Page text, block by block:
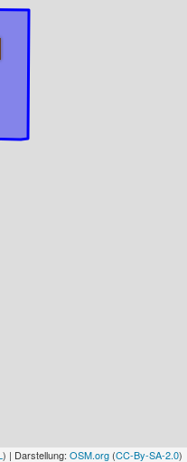
) | Darstellung: OSM.org (CC-By-SA-2.0)